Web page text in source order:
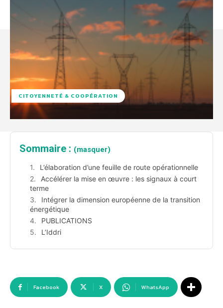
CITOYENNETÉ & COOPÉRATION
Sommaire : (masquer)
L’élaboration d’une feuille de route opérationnelle
Accélérer la mise en œuvre : les signaux à court
terme
Intégrer la dimension européenne de la transition
énergétique
PUBLICATIONS
L’Iddri
Facebook X WhatsApp